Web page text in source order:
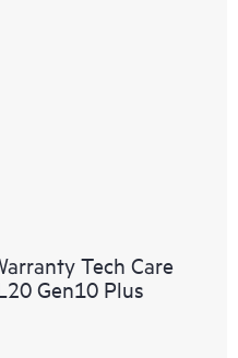
Tech Care
Gen10 Plus